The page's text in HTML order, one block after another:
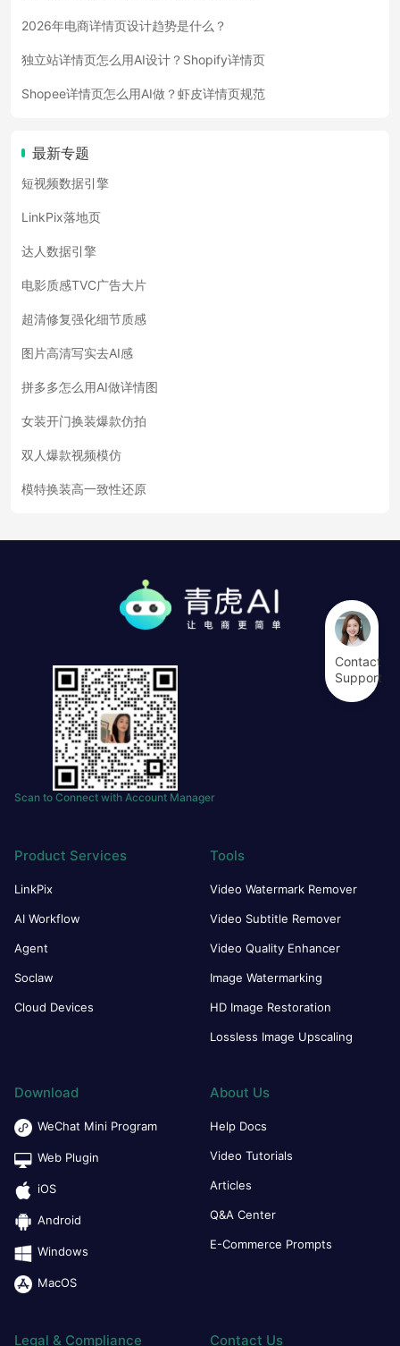
2026年电商详情页设计趋势是什么？
独立站详情页怎么用AI设计？Shopify详情页
Shopee详情页怎么用AI做？虾皮详情页规范
最新专题
短视频数据引擎
LinkPix落地页
达人数据引擎
电影质感TVC广告大片
超清修复强化细节质感
图片高清写实去AI感
拼多多怎么用AI做详情图
女装开门换装爆款仿拍
双人爆款视频模仿
模特换装高一致性还原
Scan to Connect with Account Manager
Product Services
LinkPix
AI Workflow
Agent
Soclaw
Cloud Devices
Tools
Video Watermark Remover
Video Subtitle Remover
Video Quality Enhancer
Image Watermarking
HD Image Restoration
Lossless Image Upscaling
Download
WeChat Mini Program
Web Plugin
iOS
Android
Windows
MacOS
About Us
Help Docs
Video Tutorials
Articles
Q&A Center
E-Commerce Prompts
Legal & Compliance Contact Us
Contact
Support